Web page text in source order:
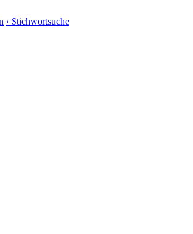
› Stichwortsuche